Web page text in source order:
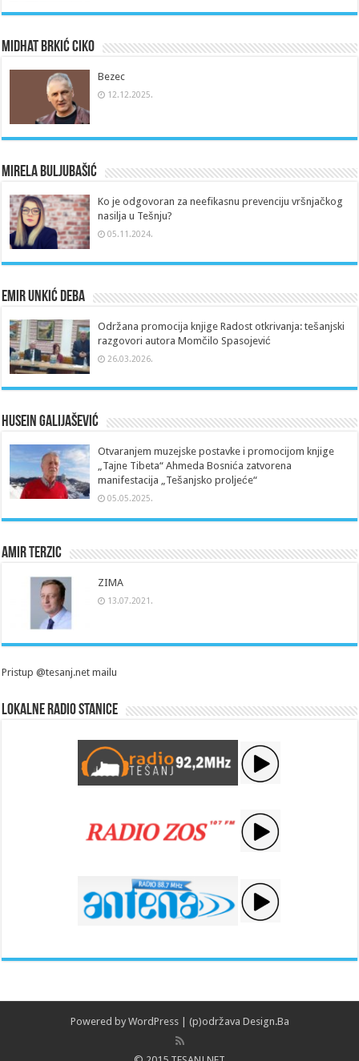
Midhat Brkić Ciko
Bezec
12.12.2025.
Mirela Buljubašić
Ko je odgovoran za neefikasnu prevenciju vršnjačkog
nasilja u Tešnju?
05.11.2024.
Emir Unkić Deba
Održana promocija knjige Radost otkrivanja: tešanjski
razgovori autora Momčilo Spasojević
26.03.2026.
Husein Galijašević
Otvaranjem muzejske postavke i promocijom knjige
„Tajne Tibeta“ Ahmeda Bosnića zatvorena
manifestacija „Tešanjsko proljeće“
05.05.2025.
Amir Terzic
ZIMA
13.07.2021.
Pristup @tesanj.net mailu
Lokalne radio stanice
Powered by WordPress| (p)održava Design.Ba